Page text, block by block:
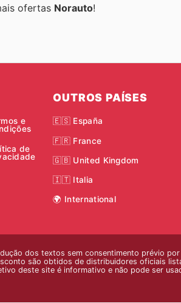
ofertas Norauto!
e
de
OUTROS PAÍSES
🇪🇸 España
🇫🇷 France
🇬🇧 United Kingdom
🇮🇹 Italia
🌍 International
dos textos sem consentimento prévio
são obtidos de distribuidores oficiais
deste site é informativo e não pode ser